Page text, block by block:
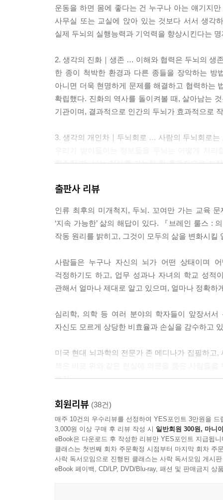
운동을 하면 몸에 좋다는 건 누구나 아는 얘기지
사무실 또는 교실에 앉아 있는 것보다 서서 생각
실제 두뇌의 실행능력과 기억력을 향상시킨다는
2. 생각의 진화｜생존 … 이해와 협력은 두뇌의 생
한 종이 척박한 환경과 다른 종들을 장악하는 방
아니면 더욱 현명하게 문제를 해결하고 협력하는
확립했다. 진화의 역사를 돌이켜볼 때, 살아남는
기관이며, 결과적으로 인간의 두뇌가 효과적으로
3. 생각의 개인차｜두뇌회로 … 사람의 두뇌회로는
학습할 때, 뇌는 정보를 가능한 한 효과적으로 저
‘유연성을 가지고’ ‘광범위한 다양성을 반영’해야
4. 생각의 흐름｜주의 … 따분한 것들은 관심을 끌
비즈니스 프레젠테이션을 하는 사람들과 교사,
눈앞에 뭔가 지루한 것이 펼쳐지면 우리는 관심을
적어도 주의를 어느 정도 이상 기울여야 할 때면,
5. 생각의 저장｜단기기억 … 기억을 남기려면 반
기억하려면, 계속해서 그 정보를 반복하면서 알
여러 가지가 있다. ≪브레인 룰스≫에서는 서술적 기
6. 생각의 형성｜장기기억 … 기억은 다시 반복을
‘영원한 기억’ 같은 것은 없을지도 모르는 일이다.
7. 생각의 처리｜잠 … 잠은 생각과 학습의 필수 전
일과 중에 ‘낮잠시간’을 만들고, 오후 3시에는
이유는 명확하게 밝혀지지 않았다. 지금까지 알려
학습을 하기 위해 잠을 자는지도 모른다. 즉, 공부
없이 잠이 밀려오는 것은 두뇌의 원리에 따르
출판사 리뷰
인류 최후의 미개척지, 두뇌. 꼬여만 가는 교육
‘지속 가능한’ 삶의 해답이 있다. 『브레인 룰스 :
작동 원리를 밝히고, 그것이 모두의 삶을 변화시
사람들은 누구나 자신의 뇌가 어떤 상태이며
걱정하기도 하고, 업무 성과나 자녀의 학교 성적
관해서 얼마나 제대로 알고 있으며, 얼마나 정확
심리학, 의학 등 여러 분야의 학자들이 앞장서
자신도 모르게 상당한 비효율과 손실을 감수하고
미국 현대 뇌과학의 전문가 존 메디나가 집필하고,
보자.
이야기 하나. 미국에서만 매해 임직원의 스트레스
달러의 손실이 발생한다. 미항공우주국(NASA)
자면 ‘뇌가 쉬는 것’으로 생각하지만 사실 ‘잠’
문제를 생각하면서 잠들라는 얘기. 대부분 연구
것이 증명됐다.
회원리뷰 (38건)
매주 10건의 우수리뷰를 선정하여 YES포인트 3만원을 드
3,000원 이상 구매 후 리뷰 작성 시 일반회원 300원, 마니
eBook은 다운로드 후 작성한 리뷰만 YES포인트 지급됩니
클래스는 첫번째 회차 주문확정 시점부터 마지막 회차 주
사락 독서모임으로 진행된 클래스는 사락 독서모임 게시
eBook 페이백, CD/LP, DVD/Blu-ray, 패션 및 판매금지 상